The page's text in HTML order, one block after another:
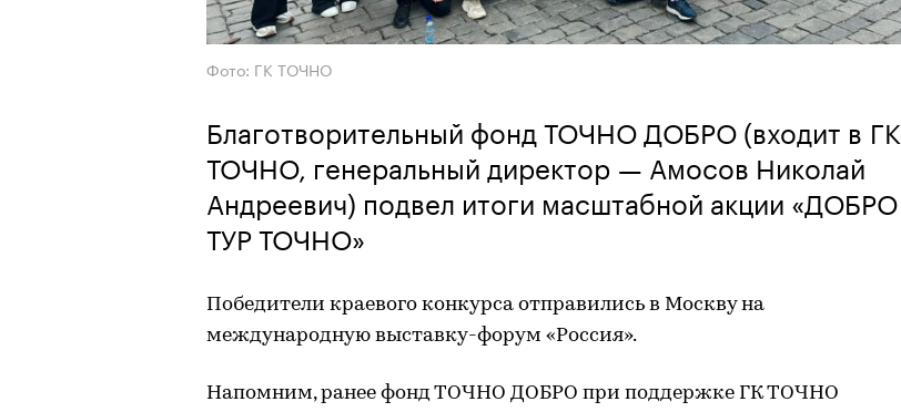
Фото: ГК ТОЧНО
Благотворительный фонд ТОЧНО ДОБРО (входит в ГК
ТОЧНО, генеральный директор — Амосов Николай
Андреевич) подвел итоги масштабной акции «ДОБРО
ТУР ТОЧНО»
Победители краевого конкурса отправились в Москву на
международную выставку-форум «Россия».
Напомним, ранее фонд ТОЧНО ДОБРО при поддержке ГК ТОЧНО